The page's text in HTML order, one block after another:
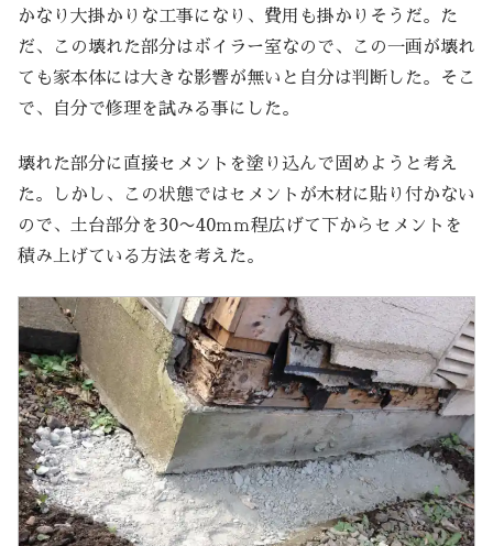
かなり大掛かりな工事になり、費用も掛かりそうだ。た
だ、この壊れた部分はボイラー室なので、この一画が壊れ
ても家本体には大きな影響が無いと自分は判断した。そこ
で、自分で修理を試みる事にした。
壊れた部分に直接セメントを塗り込んで固めようと考え
た。しかし、この状態ではセメントが木材に貼り付かない
ので、土台部分を30〜40ｍｍ程広げて下からセメントを
積み上げている方法を考えた。